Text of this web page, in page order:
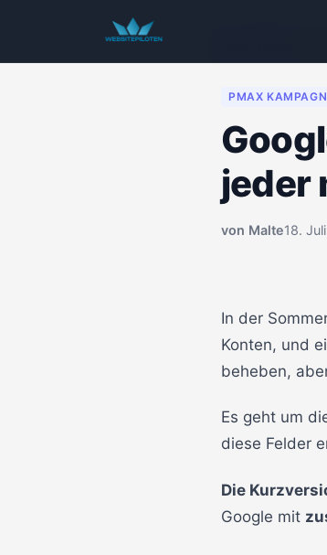
PMAX
jeder
von Malte18.
In der
Konten, und
beheben,
Es geht um
diese Felder
Die
Google mit